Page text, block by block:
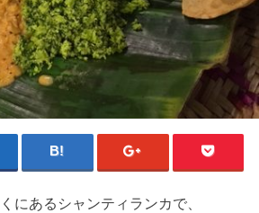
にあるシャンティランカで、